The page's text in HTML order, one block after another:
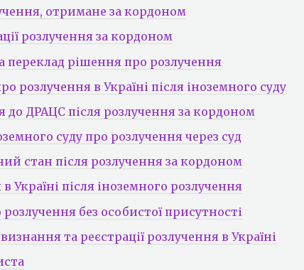
отримане за кордоном
розлучення за кордоном
переклад рішення про розлучення
розлучення в Україні після іноземного суду
до ДРАЦС після розлучення за кордоном
суду про розлучення через суд
стан після розлучення за кордоном
після іноземного розлучення
без особистої присутності
та реєстрації розлучення в Україні